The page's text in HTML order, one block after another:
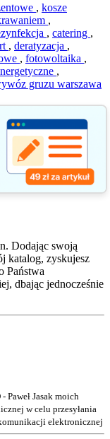
, kosze
,
, catering ,
, deratyzacja ,
, fotowoltaika ,
,
gruzu warszawa
Dodając swoją
katalog, zyskujesz
Państwa
dbając jednocześnie
Paweł Jasak moich
w celu przesyłania
elektronicznej